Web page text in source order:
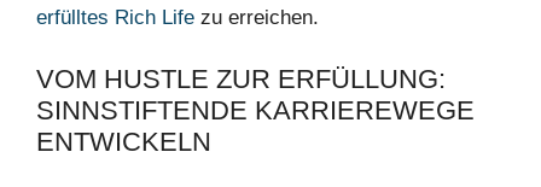
erfülltes Rich Life zu erreichen.
VOM HUSTLE ZUR ERFÜLLUNG:
SINNSTIFTENDE KARRIEREWEGE
ENTWICKELN